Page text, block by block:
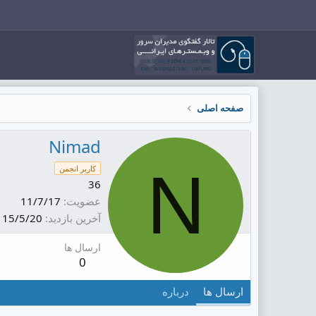
صفحه اصلی
N
Nimad
کاربر انجمن
36
عضویت 11/7/17
آخرین بازدید 15/5/20
ارسال ها
0
ارسال ها درباره